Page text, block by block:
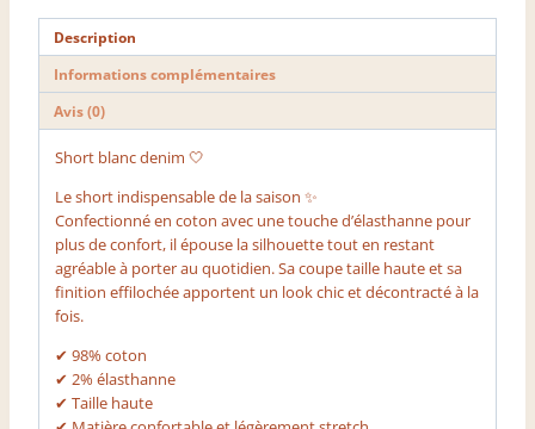
Description
Informations complémentaires
Avis (0)
Short blanc denim 🤍
Le short indispensable de la saison ✨
Confectionné en coton avec une touche d’élasthanne pour
plus de confort, il épouse la silhouette tout en restant
agréable à porter au quotidien. Sa coupe taille haute et sa
finition effilochée apportent un look chic et décontracté à la
fois.
✔ 98% coton
✔ 2% élasthanne
✔ Taille haute